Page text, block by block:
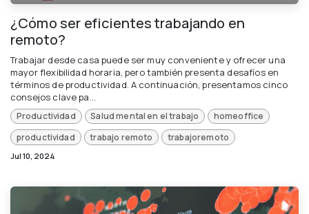
¿Cómo ser eficientes trabajando en
remoto?
Trabajar desde casa puede ser muy conveniente y ofrecer una
mayor flexibilidad horaria, pero también presenta desafíos en
términos de productividad. A continuación, presentamos cinco
consejos clave pa...
Productividad Salud mental en el trabajo
homeoffice
productividad
trabajo remoto trabajoremoto
Jul 10, 2024